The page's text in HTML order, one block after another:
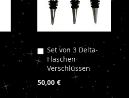
Set von 3 Delta-
Flaschen-
Verschlüssen
50,00 €
In
den
Warenkorb